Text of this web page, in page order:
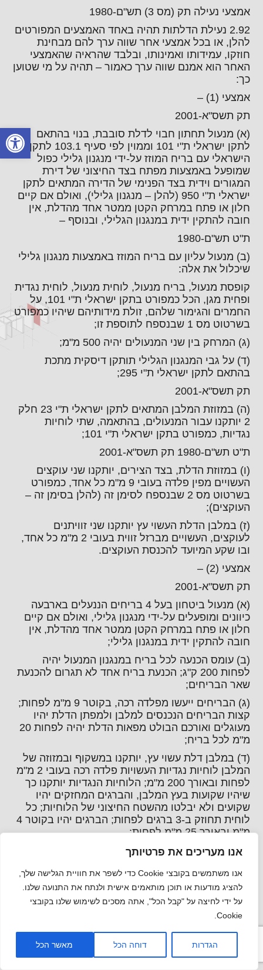
פתח
אנו מעריכים את פרטיותך
אנו משתמשים בקובצי Cookie כדי לשפר את חוויית הגלישה שלך,
להציג מודעות או תוכן מותאמים אישית ולנתח את התנועה שלנו.
על ידי לחיצה על "קבל הכל", אתה מסכים לשימוש שלנו בקובצי
Cookie.
הגדרות דוחה הכל מאשר הכל
אמצעי נעילה תק (מס 3) תש"ם-1980
2.92 נעילת הדלתות תהיה באחד האמצעים המפורטים
להלן, או בכל אמצעי אחר שווה ערך להם מבחינת
חוזקו, עמידותו ואמינותו, ובלבד שהראיה שהאמצעי
האחר הוא אמנם שווה ערך כאמור – תהיה על מי שטוען
כך:
אמצעי (1) –
תק תשס"א-2001
(א) מנעול תחתון חבוי לדלת סובבת, בנוי בהתאם
לתקן ישראלי ת"י 101 וממוין לפי סעיף 103.1 לתקן
הישראלי עם בריח המוזז על-ידי מנגנון גלילי כפול
שמופעל באמצעות מפתח בצד החיצוני של דירת
המגורים וידית בצד הפנימי של הדירה המתאים לתקן
ישראלי ת"י 950 (להלן – מנגנון גלילי), ואולם אם קיים
חלון או פתח במרחק הקטן ממטר אחד מהדלת, אין
חובה להתקין ידית במנגנון הגלילי, ובנוסף –
ת"ט תש"ם-1980
(ב) מנעול עליון עם בריח המוזז באמצעות מנגנון גלילי
שיכלול את אלה:
קופסת מנעול, בריח מנעול, לוחית מנעול, לוחית נגדית
ופחית מגן, הכל כמפורט בתקן ישראלי ת"י 101, על
החמרים והגימור שלהם, זולת מידותיהם שיהיו כמפורט
בשרטוט מס 1 שבנספח לתוספת זו;
(ג) המרחק בין שני המנעולים יהיה 500 מ"מ;
(ד) על גבי המנגנון הגלילי תותקן דיסקית מתכת
בהתאם לתקן ישראלי ת"י 295;
תק תשס"א-2001
(ה) במזוזת המלבן המתאים לתקן ישראלי ת"י 23 חלק
2 יותקנו עבור המנעולים, בהתאמה, שתי לוחיות
נגדיות, כמפורט בתקן ישראלי ת"י 101;
ת"ט תש"ם-1980 תק תשס"א-2001
(ו) במזוזת הדלת, בצד הצירים, יותקנו שני עוקצים
העשויים מפין פלדה בעובי 9 מ"מ כל אחד, כמפורט
בשרטוט מס 2 שבנספח לסימן זה (להלן בסימן זה –
העוקצים);
(ז) במלבן הדלת העשוי עץ יותקנו שני זוויתנים
לעוקצים, העשויים מברזל זווית בעובי 2 מ"מ כל אחד,
ובו שקע המיועד להכנסת העוקצים.
אמצעי (2) –
תק תשס"א-2001
(א) מנעול ביטחון בעל 4 בריחים הננעלים בארבעה
כיוונים ומופעלים על-ידי מנגנון גלילי, ואולם אם קיים
חלון או פתח במרחק הקטן ממטר אחד מהדלת, אין
חובה להתקין ידית במנגנון גלילי;
(ב) עומס הכנעה לכל בריח במנגנון המנעול יהיה
לפחות 200 ק"ג; הכנעת בריח אחד לא תגרום להכנעת
שאר הבריחים;
(ג) הבריחים ייעשו מפלדה רכה, בקוטר 9 מ"מ לפחות;
קצות הבריחים הנכנסים למלבן ולמפתן הדלת יהיו
מעוגלים ואורכם הבולט מפאות הדלת יהיה לפחות 20
מ"מ לכל בריח;
(ד) במלבן דלת עשוי עץ, יותקנו במשקוף ובמזוזה של
המלבן לוחיות נגדיות העשויות פלדה רכה בעובי 2 מ"מ
לפחות ובאורך 200 מ"מ; הלוחיות הנגדיות יותקנו כך
שיהיו שקועות בעץ המלבן, והברגים המחזקים יהיו
שקועים ולא יבלטו מהשטח החיצוני של הלוחיות; כל
לוחית תחוזק ב-3 ברגים לפחות; הברגים יהיו בקוטר 4
מ"מ ובאורך 25 מ"מ לפחות;
בכל אחת.
אמצעי בטיחות והגנה לחלונות תק תשס"א-2001
2.93 במקרים שבהם מבקש בעל ההיתר להתקין
תקן ישראלי ת"י 1635: סורגים לפתחים בבנינים, כפי
שיעודכן מזמן לזמן (להלן – ת"י 1635); באחד החלונות
בכל אחת מהדירות בבנין יותקן סורג המיועד לפתח